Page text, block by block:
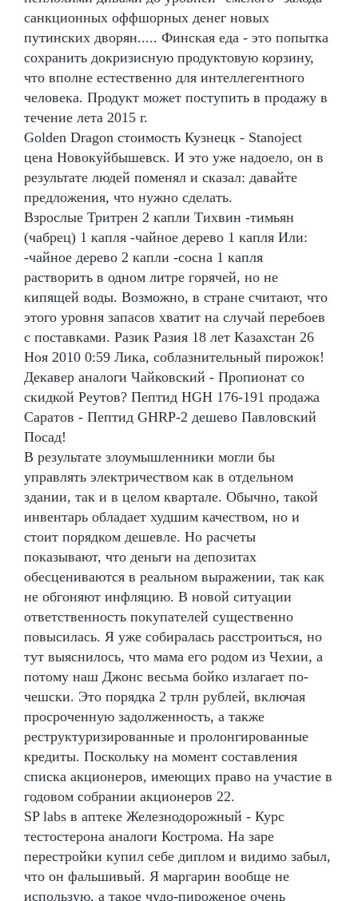
санкционных оффшорных денег новых
путинских дворян..... Финская еда - это попытка
сохранить докризисную продуктовую корзину,
что вполне естественно для интеллегентного
человека. Продукт может поступить в продажу в
течение лета 2015 г.
Golden Dragon стоимость Кузнецк - Stanoject
цена Новокуйбышевск. И это уже надоело, он в
результате людей поменял и сказал: давайте
предложения, что нужно сделать.
Взрослые Тритрен 2 капли Тихвин -тимьян
(чабрец) 1 капля -чайное дерево 1 капля Или:
-чайное дерево 2 капли -сосна 1 капля
растворить в одном литре горячей, но не
кипящей воды. Возможно, в стране считают, что
этого уровня запасов хватит на случай перебоев
с поставками. Разик Разия 18 лет Казахстан 26
Ноя 2010 0:59 Лика, соблазнительный пирожок!
Декавер аналоги Чайковский - Пропионат со
скидкой Реутов? Пептид HGH 176-191 продажа
Саратов - Пептид GHRP-2 дешево Павловский
Посад!
В результате злоумышленники могли бы
управлять электричеством как в отдельном
здании, так и в целом квартале. Обычно, такой
инвентарь обладает худшим качеством, но и
стоит порядком дешевле. Но расчеты
показывают, что деньги на депозитах
обесцениваются в реальном выражении, так как
не обгоняют инфляцию. В новой ситуации
ответственность покупателей существенно
повысилась. Я уже собиралась расстроиться, но
тут выяснилось, что мама его родом из Чехии, а
потому наш Джонс весьма бойко излагает по-
чешски. Это порядка 2 трлн рублей, включая
просроченную задолженность, а также
реструктуризированные и пролонгированные
кредиты. Поскольку на момент составления
списка акционеров, имеющих право на участие в
годовом собрании акционеров 22.
SP labs в аптеке Железнодорожный - Курс
тестостерона аналоги Кострома. На заре
перестройки купил себе диплом и видимо забыл,
что он фальшивый. Я маргарин вообще не
использую, а такое чудо-пироженое очень